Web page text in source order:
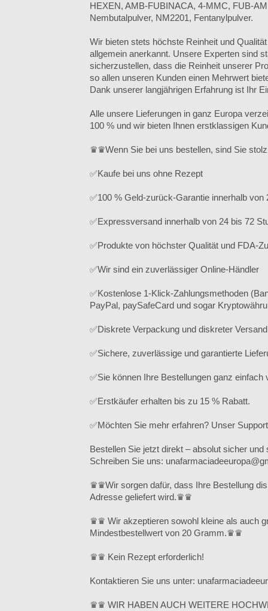
HEXEN, AMB-FUBINACA, 4-MMC, FUB-
Nembutalpulver, NM2201, Fentanylpulver.
Wir bieten stets höchste Reinheit und
allgemein anerkannt. Unsere Experten sind
sicherzustellen, dass die Reinheit unserer
so allen unseren Kunden einen Mehrwert
Dank unserer langjährigen Erfahrung ist Ihr
Alle unsere Lieferungen in ganz Europa
100 % und wir bieten Ihnen erstklassigen
♛♛Wenn Sie bei uns bestellen, sind Sie
✅Kaufe bei uns ohne Rezept
✅100 % Geld-zurück-Garantie innerhalb von
✅Expressversand innerhalb von 24 bis 72
✅Produkte von höchster Qualität und FDA-
✅Wir sind ein zuverlässiger Online-Händler
✅Kostenlose 1-Klick-Zahlungsmethoden
PayPal, paySafeCard und sogar
✅Diskrete Verpackung und diskreter Versand
✅Sichere, zuverlässige und garantierte
✅Sie können Ihre Bestellungen ganz einfach
✅Erstkäufer erhalten bis zu 15 % Rabatt.
✅Möchten Sie mehr erfahren? Unser
Bestellen Sie jetzt direkt – absolut sicher und
Schreiben Sie uns:
♛♛Wir sorgen dafür, dass Ihre Bestellung
Adresse geliefert wird.♛♛
♛♛ Wir akzeptieren sowohl kleine als auch
Mindestbestellwert von 20 Gramm.♛♛
♛♛ Kein Rezept erforderlich!
Kontaktieren Sie uns unter:
♛♛ WIR HABEN AUCH WEITERE